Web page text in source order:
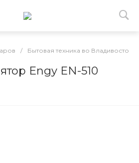
/ Бытовая техника во Владивостоке
Engy EN-510